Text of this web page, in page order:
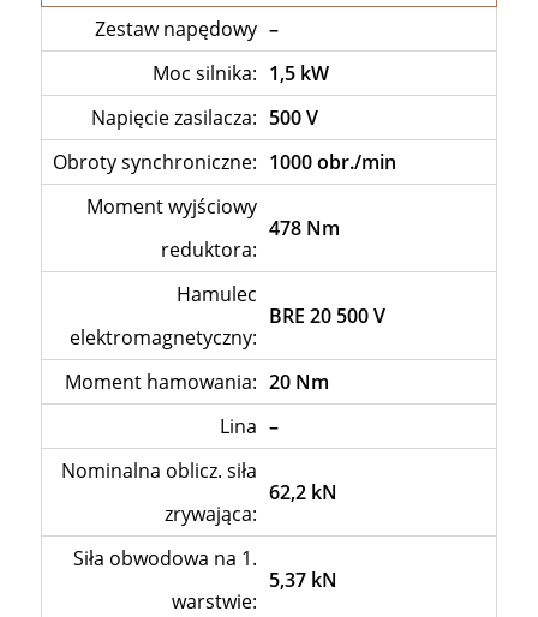
Zestaw napędowy –
Moc silnika: 1,5 kW
Napięcie zasilacza: 500 V
Obroty synchroniczne: 1000 obr./min
Moment wyjściowy
reduktora:
478 Nm
Hamulec
elektromagnetyczny:
BRE 20 500 V
Moment hamowania: 20 Nm
Lina –
Nominalna oblicz. siła
zrywająca:
62,2 kN
Siła obwodowa na 1.
warstwie:
5,37 kN